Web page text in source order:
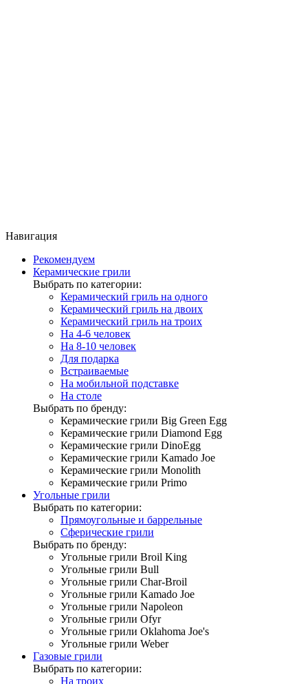
Навигация
Рекомендуем
Керамические грили
Выбрать по категории:
Керамический гриль на одного
Керамический гриль на двоих
Керамический гриль на троих
На 4-6 человек
На 8-10 человек
Для подарка
Встраиваемые
На мобильной подставке
На столе
Выбрать по бренду:
Керамические грили Big Green Egg
Керамические грили Diamond Egg
Керамические грили DinoEgg
Керамические грили Kamado Joe
Керамические грили Monolith
Керамические грили Primo
Угольные грили
Выбрать по категории:
Прямоугольные и баррельные
Сферические грили
Выбрать по бренду:
Угольные грили Broil King
Угольные грили Bull
Угольные грили Char-Broil
Угольные грили Kamado Joe
Угольные грили Napoleon
Угольные грили Ofyr
Угольные грили Oklahoma Joe's
Угольные грили Weber
Газовые грили
Выбрать по категории:
На троих